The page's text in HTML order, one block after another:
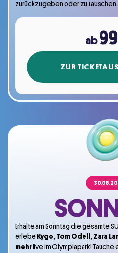
zurückzugeben oder zu tauschen.
ab99
ZUR
Erhalte am Sonntag die gesamte
erlebe Kygo, Tom Odell, Zara
mehr live im Olympiapark! Tauche